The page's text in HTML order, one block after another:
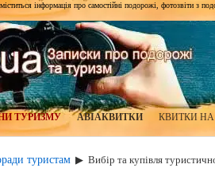
інформація про самостійні подорожі, фотозвіти з
ТУРИЗМУ АВІАКВИТКИ КВИТКИ
туристам ▶ Вибір та купівля